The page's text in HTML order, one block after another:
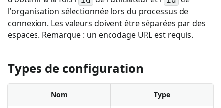
l'organisation sélectionnée lors du processus de
connexion. Les valeurs doivent être séparées par des
espaces. Remarque : un encodage URL est requis.
Types de configuration
Nom Type